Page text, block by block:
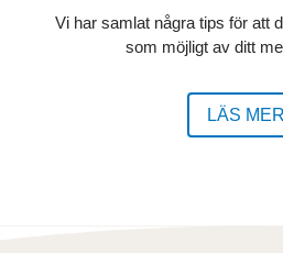
Vi har samlat några tips för att
som möjligt av ditt
LÄS MER